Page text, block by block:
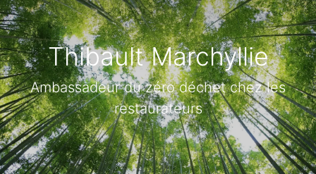
Thibault Marchyllie
Ambassadeur du zéro déchet chez les
restaurateurs